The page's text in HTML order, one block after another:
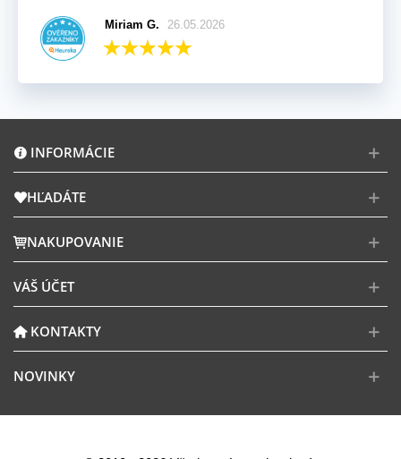
Miriam G. 26.05.2026
INFORMÁCIE
HĽADÁTE
NAKUPOVANIE
VÁŠ ÚČET
KONTAKTY
NOVINKY